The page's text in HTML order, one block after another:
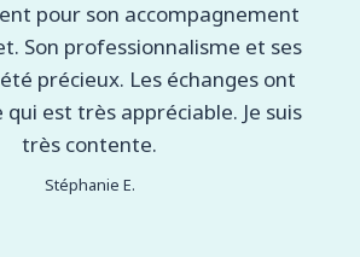
pour son accompagnement
Son professionnalisme et ses
précieux. Les échanges ont
qui est très appréciable. Je suis
très contente.
Stéphanie E.